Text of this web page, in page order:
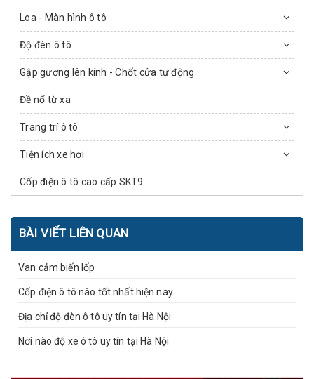
Loa - Màn hình ô tô
Độ đèn ô tô
Gập gương lên kính - Chốt cửa tự động
Đề nổ từ xa
Trang trí ô tô
Tiện ích xe hơi
Cốp điện ô tô cao cấp SKT9
BÀI VIẾT LIÊN QUAN
Van cảm biến lốp
Cốp điện ô tô nào tốt nhất hiện nay
Địa chỉ độ đèn ô tô uy tín tại Hà Nội
Nơi nào độ xe ô tô uy tín tại Hà Nội